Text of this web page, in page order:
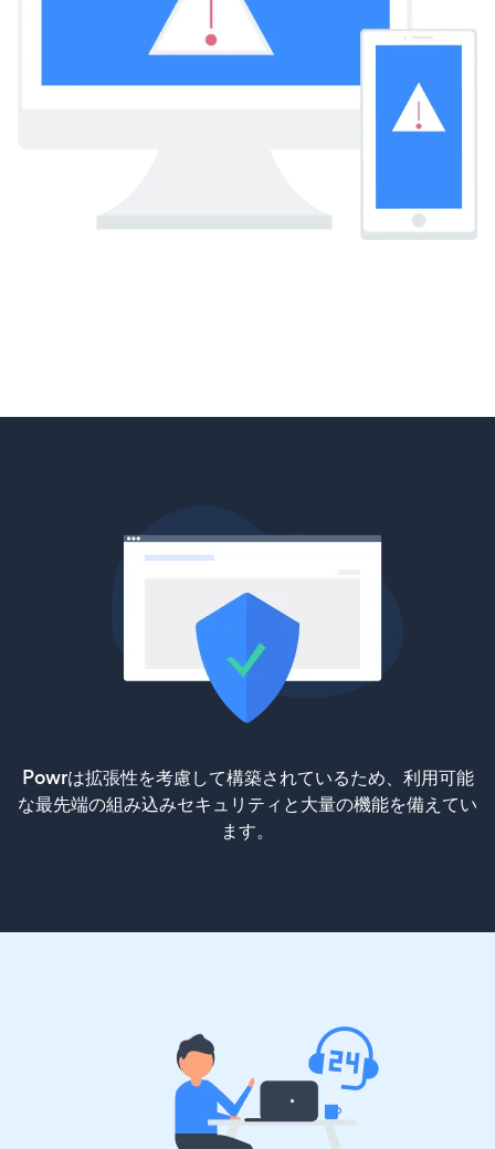
Powrは拡張性を考慮して構築されているため、利用可能
な最先端の組み込みセキュリティと大量の機能を備えてい
ます。